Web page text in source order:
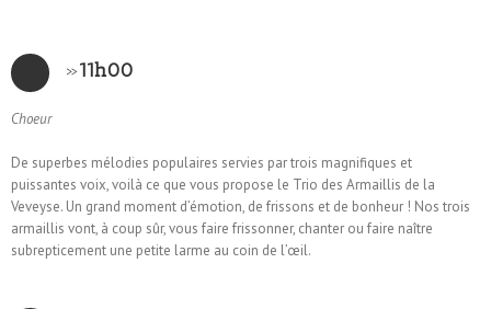
»11h00
Choeur
De superbes mélodies populaires servies par trois magnifiques et
puissantes voix, voilà ce que vous propose le Trio des Armaillis de la
Veveyse. Un grand moment d’émotion, de frissons et de bonheur ! Nos trois
armaillis vont, à coup sûr, vous faire frissonner, chanter ou faire naître
subrepticement une petite larme au coin de l’œil.